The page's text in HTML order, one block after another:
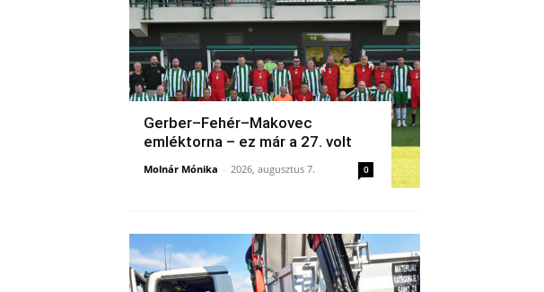
Gerber–Fehér–Makovec
emléktorna – ez már a 27. volt
Molnár Mónika - 2026, augusztus 7. 0